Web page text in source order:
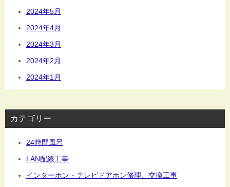
2024年5月
2024年4月
2024年3月
2024年2月
2024年1月
カテゴリー
24時間風呂
LAN配線工事
インターホン・テレビドアホン修理、交換工事